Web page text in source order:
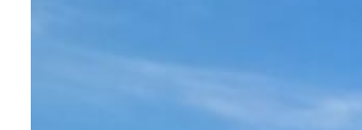
envisagé comme les autres matériaux
tels que le bois ou les métaux proposés
(acier, corten, aluminium, inox, zinc). En